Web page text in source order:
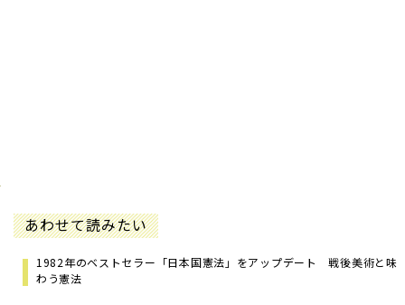
あわせて読みたい
1982年のベストセラー「日本国憲法」をアップデート 戦後美術と味
わう憲法